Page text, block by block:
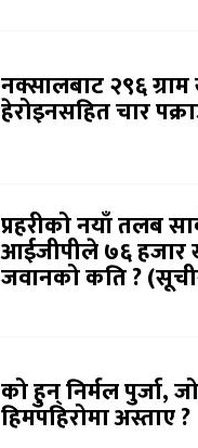
नक्सालबाट २९६
हेरोइनसहित चार
प्रहरीको नयाँ तलब
आईजीपीले ७६ हजार
जवानको कति ?
को हुन् निर्मल पुर्जा,
हिमपहिरोमा अस्ताए ?